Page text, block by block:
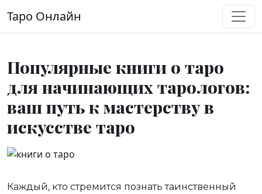
Основная навигация
Таро Онлайн
Популярные книги о таро
для начинающих тарологов:
ваш путь к мастерству в
искусстве таро
Каждый, кто стремится познать таинственный